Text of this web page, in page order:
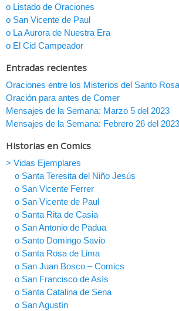
o Listado de Oraciones
o San Vicente de Paul
o La Aurora de Nuestra Era
o El Cid Campeador
Entradas recientes
Oraciones entre los Misterios del Santo
Oración para antes de Comer
Mensajes de la Semana: Marzo 5 del 2023
Mensajes de la Semana: Febrero 26 del 2023
Historias en Comics
> Vidas Ejemplares
o Santa Teresita del Niño Jesús
o San Vicente Ferrer
o San Vicente de Paul
o Santa Rita de Casia
o San Antonio de Padua
o Santo Domingo Savio
o Santa Rosa de Lima
o San Juan Bosco – Comics
o San Francisco de Asís
o Santa Catalina de Sena
o San Agustín